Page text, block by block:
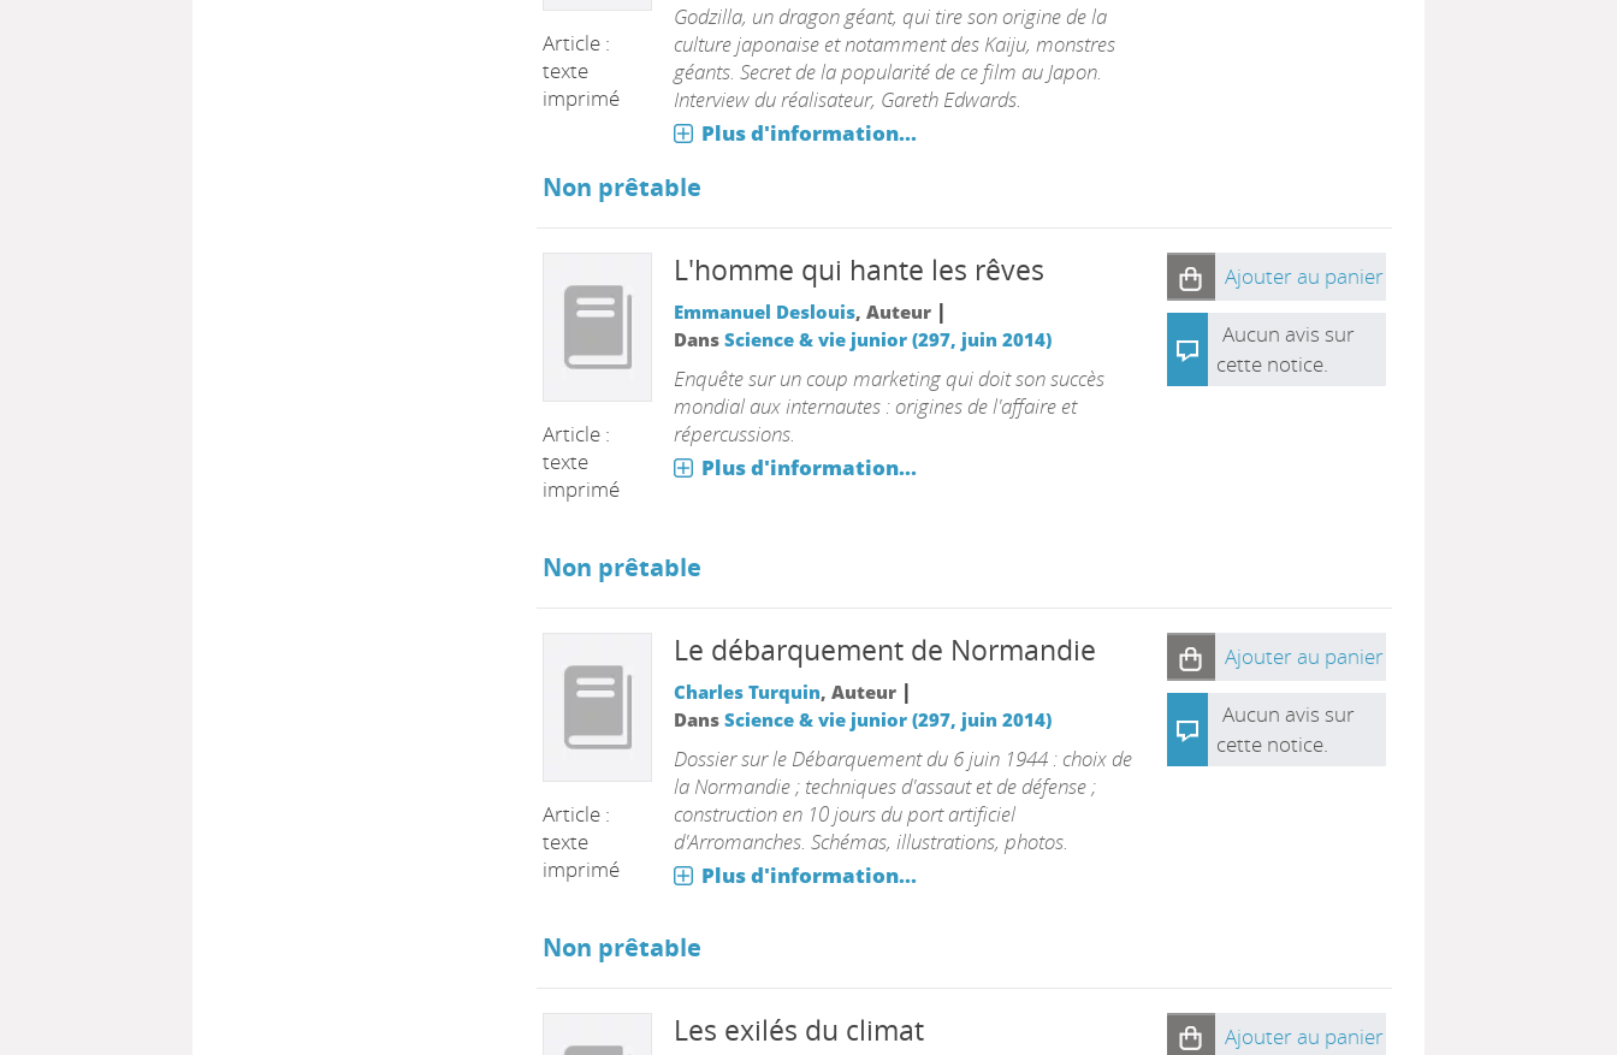
Article :
texte
imprimé
Godzilla, un dragon géant, qui tire son origine de la
culture japonaise et notamment des Kaiju, monstres
géants. Secret de la popularité de ce film au Japon.
Interview du réalisateur, Gareth Edwards.
Plus d'information...
Non prêtable
Article :
texte
imprimé
L'homme qui hante les rêves
Emmanuel Deslouis, Auteur |
Dans Science & vie junior (297, juin 2014)
Enquête sur un coup marketing qui doit son succès
mondial aux internautes : origines de l'affaire et
répercussions.
Plus d'information...
Ajouter au panier
Aucun avis sur
cette notice.
Non prêtable
Article :
texte
imprimé
Le débarquement de Normandie
Charles Turquin, Auteur |
Dans Science & vie junior (297, juin 2014)
Dossier sur le Débarquement du 6 juin 1944 : choix de
la Normandie ; techniques d'assaut et de défense ;
construction en 10 jours du port artificiel
d'Arromanches. Schémas, illustrations, photos.
Plus d'information...
Ajouter au panier
Aucun avis sur
cette notice.
Non prêtable
Les exilés du climat Ajouter au panier